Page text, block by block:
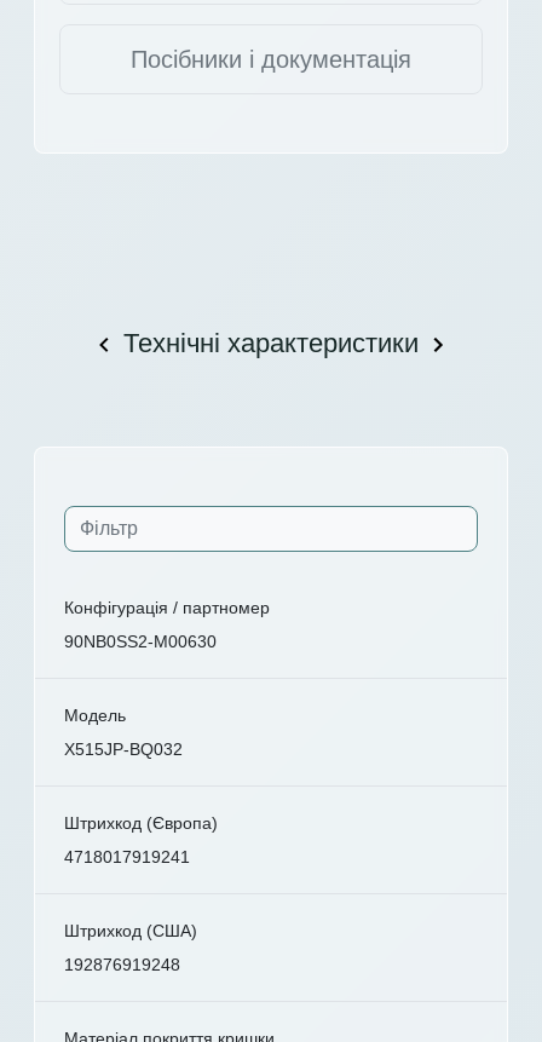
Посібники і документація
Технічні характеристики
Конфігурація / партномер
90NB0SS2-M00630
Модель
X515JP-BQ032
Штрихкод (Європа)
4718017919241
Штрихкод (США)
192876919248
Матеріал покриття кришки